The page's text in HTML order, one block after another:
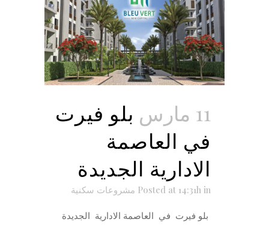
11 مارس
بلو فيرت
في العاصمة
الادارية الجديدة
Posted at 14:31h in مشروعات سكنية
بلو فيرت في العاصمة الادارية الجديدة